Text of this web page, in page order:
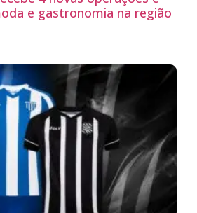
e gastronomia na região